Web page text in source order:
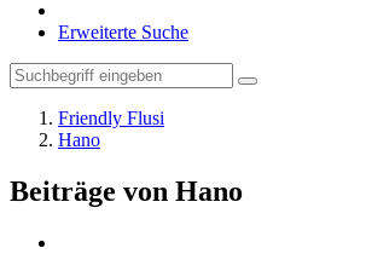
Erweiterte Suche
Friendly Flusi
Hano
Beiträge von Hano